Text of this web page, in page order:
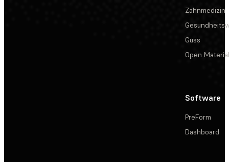
Zahnmedizin
Guss
Open
Software
PreForm
Dashboard